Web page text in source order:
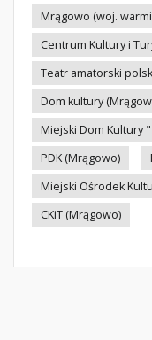
Mrągowo (woj.
Centrum Kultury i
Teatr amatorski
Dom kultury
Miejski Dom Kultury
PDK (Mrągowo)
Miejski Ośrodek
CKiT (Mrągowo)